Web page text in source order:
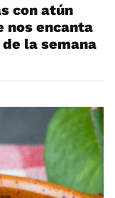
con atún
nos encanta
la semana